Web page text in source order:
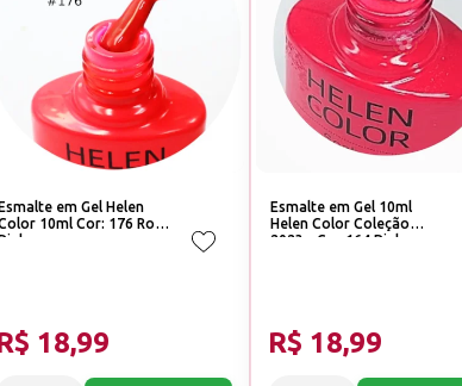
Esmalte em Gel Helen
10ml Cor: 176 Rosa
18,99
Esmalte em Gel 10ml
Helen Color Coleção
2023 - Cor:164 Pink
R$ 18,99